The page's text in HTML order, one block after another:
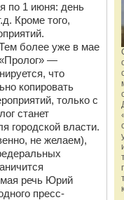
по 1 июня: день
Кроме того,
более уже в мае
—
что
копировать
только с
станет
городской власти.
не желаем),
речь Юрий
пресс-